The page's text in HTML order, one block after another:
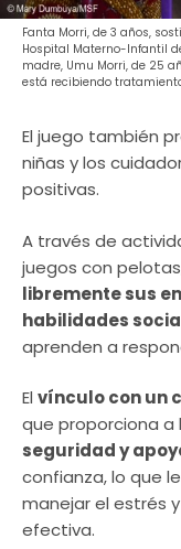
Fanta Morri, de 3 años,
Hospital Materno-Infantil
madre, Umu Morri, de 25
está recibiendo
El juego también
niñas y los
positivas.
A través de
juegos con
libremente sus
habilidades
aprenden a
El vínculo con un
que proporciona a
seguridad y
confianza, lo que
manejar el estrés
efectiva.